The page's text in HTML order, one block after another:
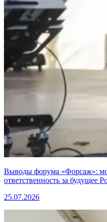
Выводы форума «Форсаж»:
ответственность за будущее
25.07.2026